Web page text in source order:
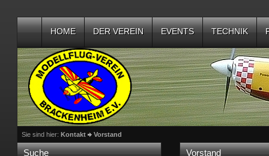
HOME DER VEREIN EVENTS TECHNIK
Sie sind hier: Kontakt Vorstand
Vorstand
Suche